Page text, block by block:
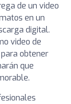
de un video
en un
digital.
video de
obtener
que